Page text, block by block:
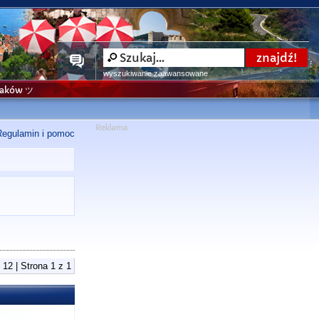
wyszukiwanie zaawansowane
ツ
i pomoc
| Strona 1z 1